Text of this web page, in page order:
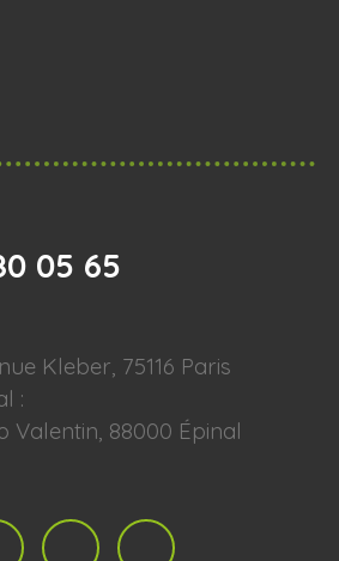
05 65
Kleber, 75116 Paris
:
Valentin, 88000 Épinal